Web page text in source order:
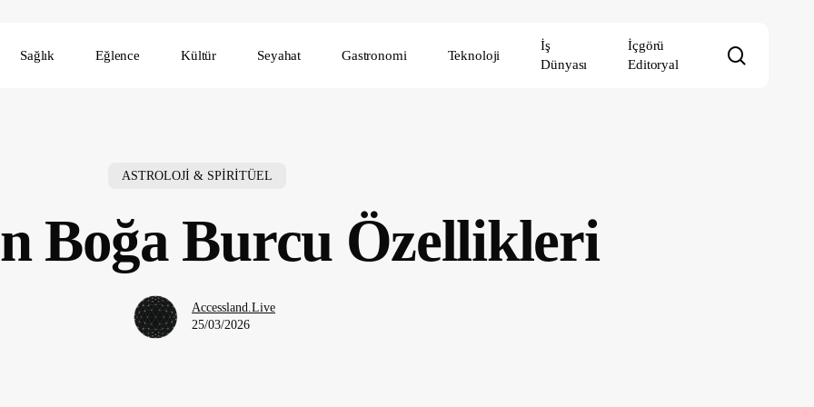
Sağlık Eğlence Kültür Seyahat Gastronomi Teknoloji
İş
Dünyası
İçgörü
Editoryal
ASTROLOJİ & SPİRİTÜEL
Boğa Burcu Özellikleri
Accessland.Live
25/03/2026